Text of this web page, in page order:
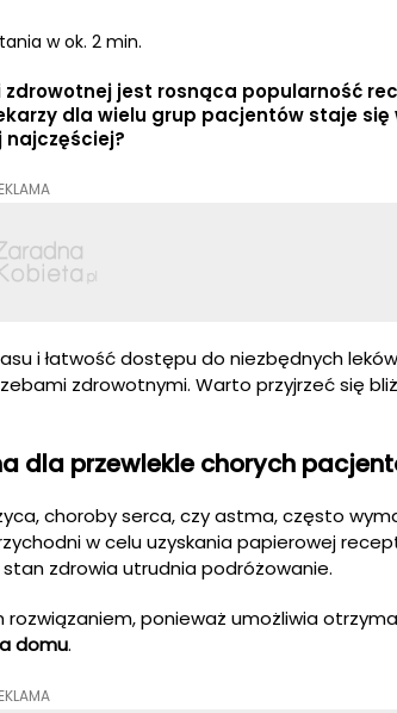
w ok. 2 min.
jest rosnąca popularność
dla wielu grup pacjentów staje się
najczęściej?
i łatwość dostępu do niezbędnych
zdrowotnymi. Warto przyjrzeć się
dla przewlekle chorych
choroby serca, czy astma, często
w celu uzyskania papierowej
zdrowia utrudnia podróżowanie.
ponieważ umożliwia
domu.